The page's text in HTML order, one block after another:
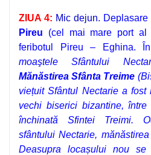
ZIUA 4: Mic dejun.
Pireu (cel mai mare port al
feribotul Pireu – Eghina.
moaştele Sfântului
Mănăstirea Sfânta Treime
viețuit Sfântul Nectarie a
vechi biserici bizantine,
închinată Sfintei Treimi.
sfântului Nectarie,
Deasupra locașului nou se